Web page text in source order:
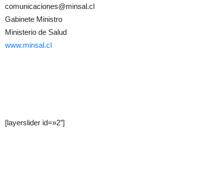
comunicaciones@minsal.cl
Gabinete Ministro
Ministerio de Salud
www.minsal.cl
[layerslider id=»2″]